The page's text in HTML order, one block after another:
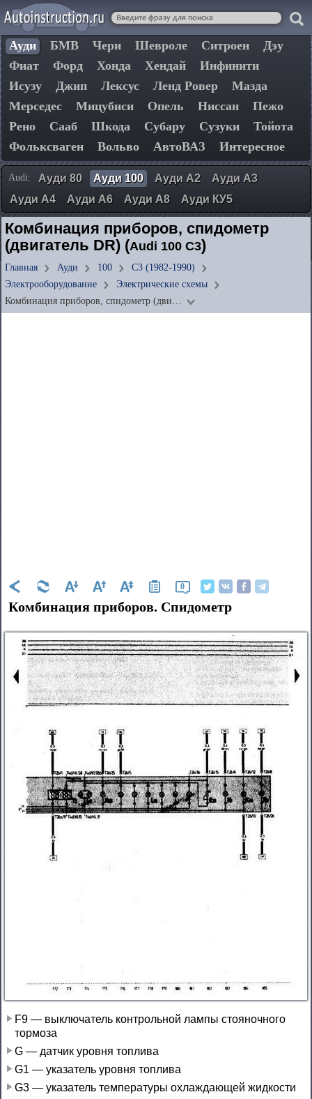
Ауди БМВ Чери Шевроле Ситроен
Дэу
Фиат
Форд Хонда Хендай
Инфинити
Исузу
Джип Лексус Ленд Ровер
Мазда
Мерседес
Мицубиси Опель Ниссан
Пежо
Рено
Сааб Шкода Субару Сузуки
Тойота
Фольксваген
Вольво АвтоВАЗ Интересное
Audi: Ауди 80 Ауди 100 Ауди А2
Ауди А3
Ауди А4
Ауди А6 Ауди А8 Ауди КУ5
Комбинация приборов, спидометр
(двигатель DR) (Audi 100 C3)
Главная Ауди 100
C3 (1982-1990)
Электрооборудование
Электрические схемы
Комбинация приборов, спидометр (дви…
0
Комбинация приборов. Спидометр
F9 — выключатель контрольной лампы стояночного
тормоза
G — датчик уровня топлива
G1 — указатель уровня топлива
G3 — указатель температуры охлаждающей жидкости